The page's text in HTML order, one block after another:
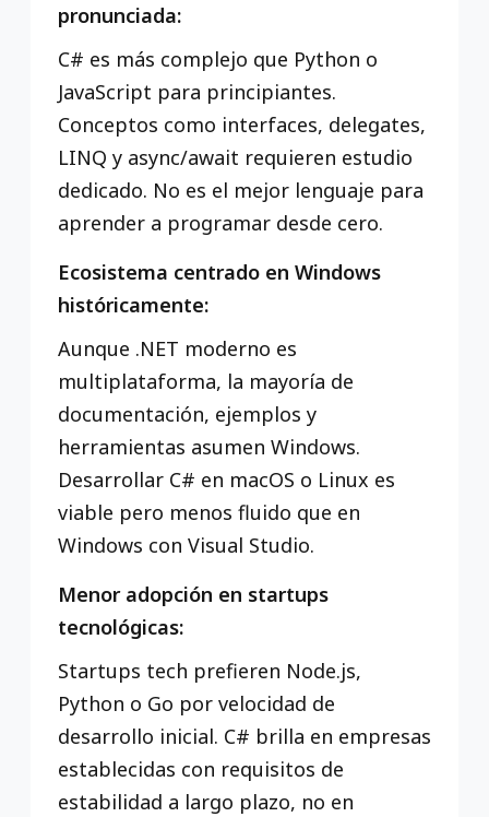
pronunciada:
C# es más complejo que Python o
JavaScript para principiantes.
Conceptos como interfaces, delegates,
LINQ y async/await requieren estudio
dedicado. No es el mejor lenguaje para
aprender a programar desde cero.
Ecosistema centrado en Windows
históricamente:
Aunque .NET moderno es
multiplataforma, la mayoría de
documentación, ejemplos y
herramientas asumen Windows.
Desarrollar C# en macOS o Linux es
viable pero menos fluido que en
Windows con Visual Studio.
Menor adopción en startups
tecnológicas:
Startups tech prefieren Node.js,
Python o Go por velocidad de
desarrollo inicial. C# brilla en empresas
establecidas con requisitos de
estabilidad a largo plazo, no en